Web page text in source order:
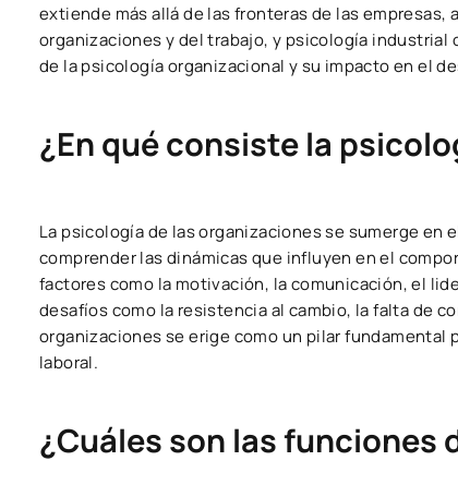
extiende más allá de las fronteras de las
organizaciones y del trabajo, y psicología
de la psicología organizacional y su impacto en el
¿En qué consiste la
La psicología de las organizaciones se sumerge
comprender las dinámicas que influyen en el
factores como la motivación, la comunicación, el
desafíos como la resistencia al cambio, la falta de
organizaciones se erige como un pilar
laboral.
¿Cuáles son las funciones